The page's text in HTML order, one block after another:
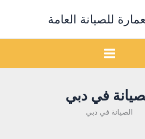
للصيانة العامة
في دبي
الصيانة في دبي